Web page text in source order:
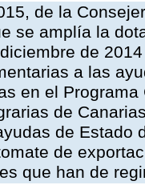
de la
se amplía la
de
a las
en el
de
de Estado
de
que han de